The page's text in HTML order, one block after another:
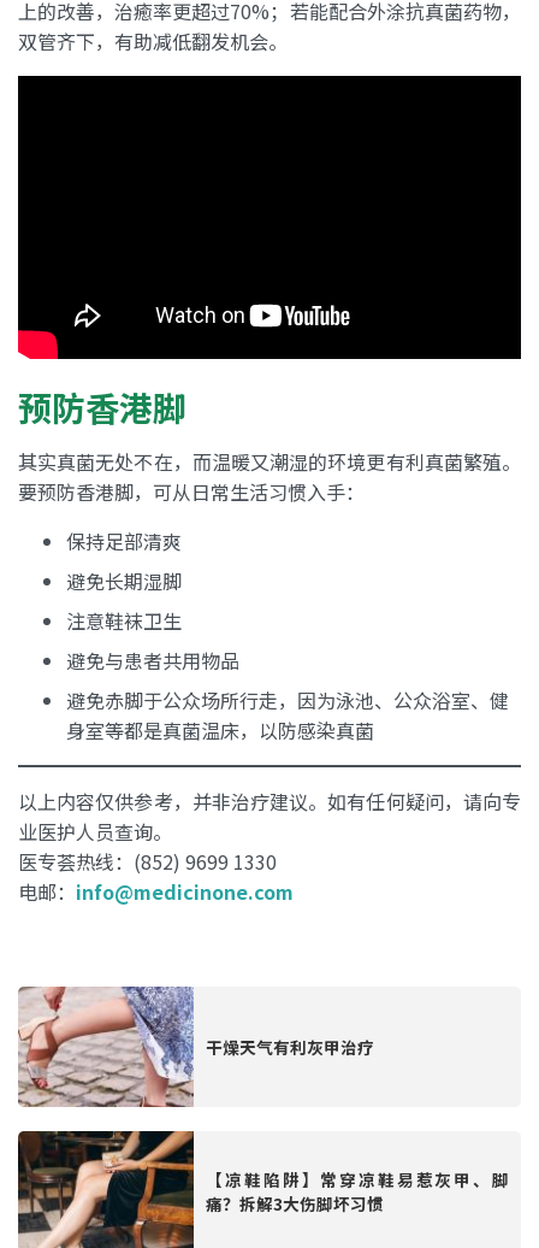
上的改善，治癒率更超过70%；若能配合外涂抗真菌药物，
双管齐下，有助减低翻发机会。
预防香港脚
其实真菌无处不在，而温暖又潮湿的环境更有利真菌繁殖。
要预防香港脚，可从日常生活习惯入手：
保持足部清爽
避免长期湿脚
注意鞋袜卫生
避免与患者共用物品
避免赤脚于公众场所行走，因为泳池、公众浴室、健
身室等都是真菌温床，以防感染真菌
以上内容仅供参考，并非治疗建议。如有任何疑问，请向专
业医护人员查询。
医专荟热线：(852) 9699 1330
电邮： info@medicinone.com
干燥天气有利灰甲治疗
【凉鞋陷阱】常穿凉鞋易惹灰甲、脚
痛？拆解3大伤脚坏习惯